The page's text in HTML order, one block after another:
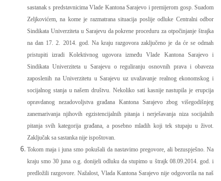
sastanak s predstavnicima Vlade Kantona Sarajevo i premijerom gosp. Suadom
Zeljkovićem, na kome je razmatrana situacija poslije odluke Centralni odbor
Sindikata Univerziteta u Sarajevu da pokrene proceduru za otpočinjanje štrajka
na dan 17. 2. 2014. god. Na kraju razgovora zaključeno je da će se odmah
pristupiti izradi Kolektivnog ugovora između Vlade Kantona Sarajevo i
Sindikata Univerziteta u Sarajevu o reguliranju osnovnih prava i obaveza
zaposlenih na Univerzitetu u Sarajevu uz uvažavanje realnog ekonomskog i
socijalnog stanja u našem društvu. Nekoliko sati kasnije nastupila je erupcija
opravdanog nezadovoljstva građana Kantona Sarajevo zbog višegodišnjeg
zanemarivanja njihovih egzistencijalnih pitanja i nerješavanja niza socijalnih
pitanja svih kategorija građana, a posebno mladih koji tek stupaju u život.
Zaključak sa sastanka nije ispoštovan.
Tokom maja i juna smo pokušali da nastavimo pregovore, ali bezuspješno. Na
kraju smo 30 juna o.g. donijeli odluku da stupimo u štrajk 08.09.2014. god. i
predložili razgovore. Nažalost, Vlada Kantona Sarajevo nije odgovorila na naš